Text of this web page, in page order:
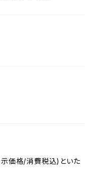
価格/消費税込)といた